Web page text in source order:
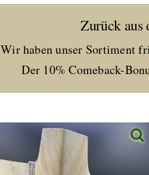
Zurück aus
Wir haben unser Sortiment
Der 10% Comeback-